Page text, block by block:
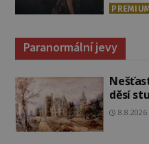
Paranormální jevy
děsí
8.8.2026